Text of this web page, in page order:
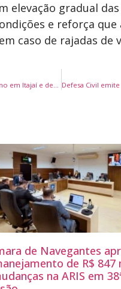
elevação gradual
e reforça
caso de rajadas de
Governador Jorginho Mello prestigia 39ª Festa do Colono em Itajaí e destaca importância do produtor rural
de Navegantes
de R$ 847
na ARIS em